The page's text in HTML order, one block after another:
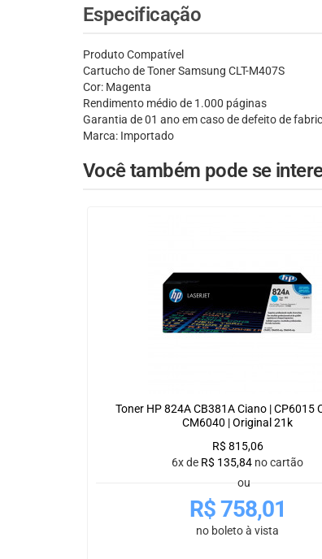
Especificação
Produto Compatível
Cartucho de Toner Samsung CLT-M407S
Cor: Magenta
Rendimento médio de 1.000 páginas
Garantia de 01 ano em caso de defeito de
Marca: Importado
Você também pode se
Toner HP 824A CB381A Ciano | CP6015
CM6040 | Original 21k
R$ 815,06
6x de R$ 135,84 no cartão
ou
R$758,01
no boleto à vista